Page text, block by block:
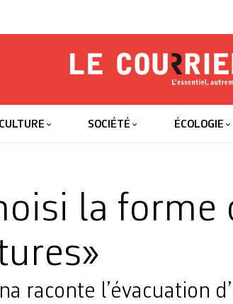
Le
CULTURE SOCIÉTÉ ÉCOLOGIE
la forme
raconte l’évacuation